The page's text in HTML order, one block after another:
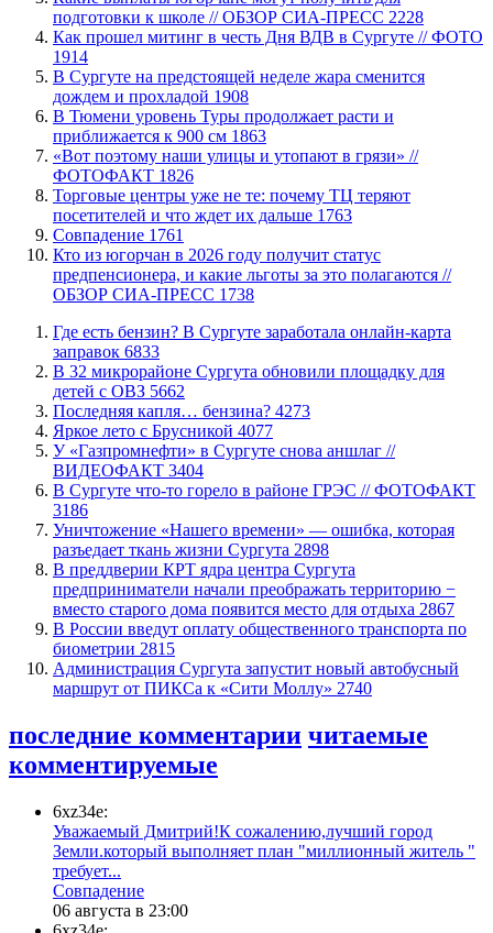
подготовки к школе // ОБЗОР СИА-ПРЕСС 2228
Как прошел митинг в честь Дня ВДВ в Сургуте // ФОТО
1914
В Сургуте на предстоящей неделе жара сменится
дождем и прохладой 1908
В Тюмени уровень Туры продолжает расти и
приближается к 900 см 1863
«Вот поэтому наши улицы и утопают в грязи» //
ФОТОФАКТ 1826
Торговые центры уже не те: почему ТЦ теряют
посетителей и что ждет их дальше 1763
​Совпадение 1761
Кто из югорчан в 2026 году получит статус
предпенсионера, и какие льготы за это полагаются //
ОБЗОР СИА-ПРЕСС 1738
​Где есть бензин? В Сургуте заработала онлайн-карта
заправок 6833
В 32 микрорайоне Сургута обновили площадку для
детей с ОВЗ 5662
​Последняя капля… бензина? 4273
Яркое лето с Брусникой 4077
У «Газпромнефти» в Сургуте снова аншлаг //
ВИДЕОФАКТ 3404
​В Сургуте что-то горело в районе ГРЭС // ФОТОФАКТ
3186
​Уничтожение «Нашего времени» — ошибка, которая
разъедает ткань жизни Сургута 2898
​В преддверии КРТ ядра центра Сургута
предприниматели начали преображать территорию −
вместо старого дома появится место для отдыха 2867
В России введут оплату общественного транспорта по
биометрии 2815
​Администрация Сургута запустит новый автобусный
маршрут от ПИКСа к «Сити Моллу» 2740
последние комментарии читаемые
комментируемые
6xz34e:
Уважаемый Дмитрий!К сожалению,лучший город
Земли.который выполняет план "миллионный житель "
требует...
​Совпадение
06 августа в 23:00